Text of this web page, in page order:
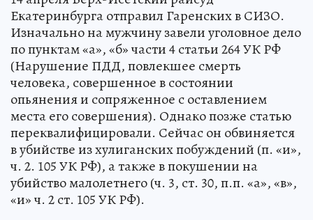
Екатеринбурга отправил Гаренских в СИЗО.
Изначально на мужчину завели уголовное дело
по пунктам «а», «б» части 4 статьи 264 УК РФ
(Нарушение ПДД, повлекшее смерть
человека, совершенное в состоянии
опьянения и сопряженное с оставлением
места его совершения). Однако позже статью
переквалифицировали. Сейчас он обвиняется
в убийстве из хулиганских побуждений (п. «и»,
ч. 2. 105 УК РФ), а также в покушении на
убийство малолетнего (ч. 3, ст. 30, п.п. «а», «в»,
«и» ч. 2 ст. 105 УК РФ).